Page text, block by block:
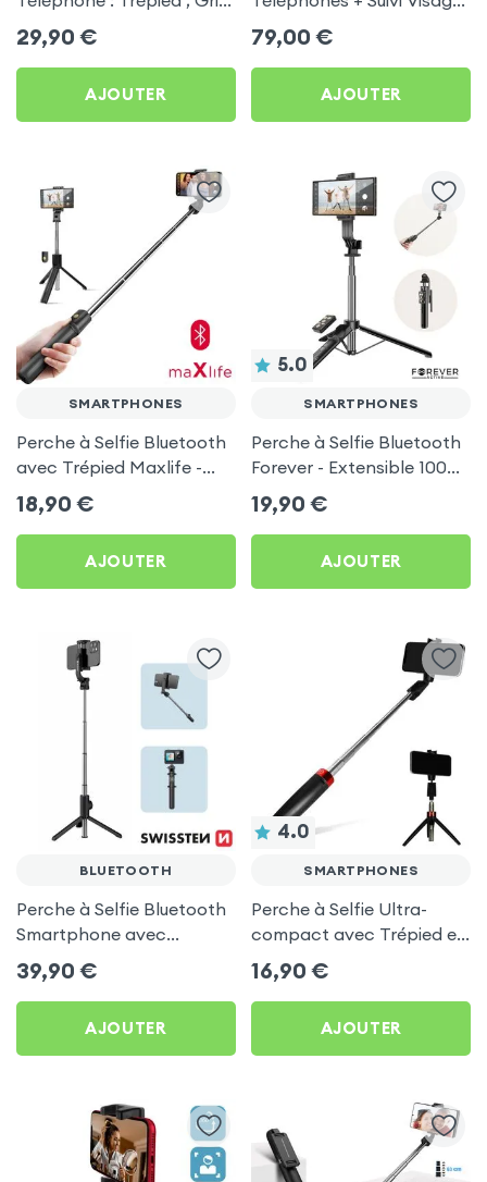
, Perche Selfie et Mini
Support bureau - XO
29,90 €
AJOUTER
automatique avec Trépied
Intégré - XO
79,00 €
AJOUTER
SMARTPHONES
Perche à Selfie Bluetooth
avec Trépied Maxlife -
Bouton déclencheur - Noir
18,90 €
AJOUTER
5.0
SMARTPHONES
Perche à Selfie Bluetooth
Forever - Extensible 100
cm avec Trépied Noir
19,90 €
AJOUTER
BLUETOOTH
Perche à Selfie Bluetooth
Smartphone avec
Fonction Trépied,
Swissten Tripod Pro - Noir
39,90 €
AJOUTER
4.0
SMARTPHONES
Perche à Selfie Ultra-
compact avec Trépied et
telecommande bluetooth
intégré - Noir
16,90 €
AJOUTER